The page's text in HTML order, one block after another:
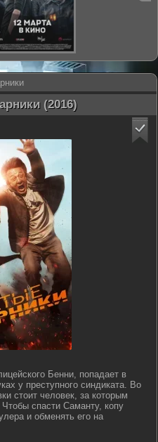
(2016)
Бенни, попадает в
у преступного синдиката. Во
стоит человек, за которым
спасти Саманту, копу
и обменять его на